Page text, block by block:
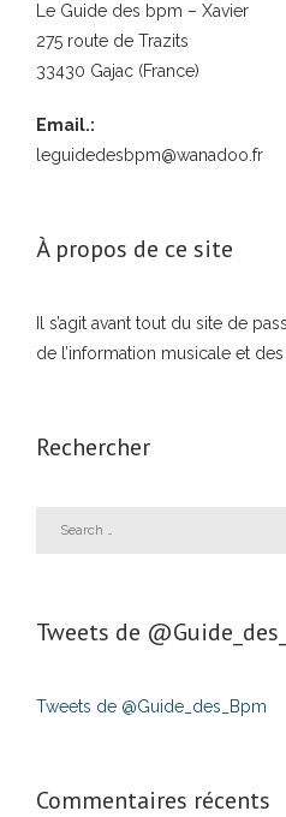
Le Guide des bpm – Xavier
275 route de Trazits
33430 Gajac (France)
Email.:
leguidedesbpm@wanadoo.fr
À propos de ce site
Il s’agit avant tout du site de
de l’information musicale et des
Rechercher
Tweets de
Tweets de @Guide_des_Bpm
Commentaires récents